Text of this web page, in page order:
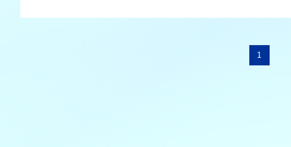
1